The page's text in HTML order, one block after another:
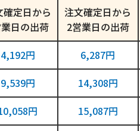
確定日から
日
注文確定日から
2営業日
4,192円 6,287円
9,539円 14,308円
円 15,087円